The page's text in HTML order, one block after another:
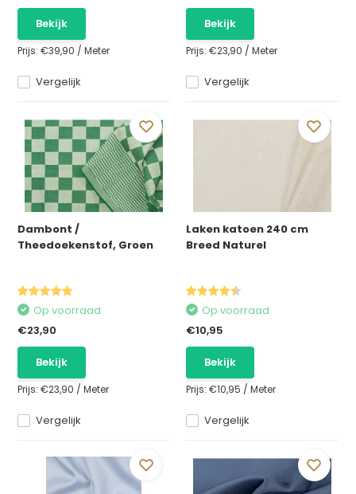
Vergelijk
Bekijk
Prijs:€39,90 /Meter
Vergelijk
Bekijk
Prijs: €23,90 / Meter
Dambont /
Theedoekenstof, Groen
Vergelijk
Op voorraad
€23,90
Bekijk
Prijs:€23,90 /Meter
Laken katoen 240 cm
Breed Naturel
Vergelijk
Op voorraad
€10,95
Bekijk
Prijs: €10,95 / Meter